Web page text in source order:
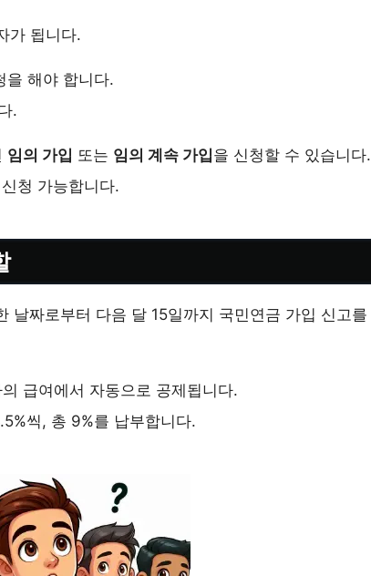
가 됩니다.
을 해야 합니다.
.
임의 가입 또는 임의 계속 가입을 신청할 수 있습니다.
청 가능합니다.
날짜로부터 다음 달 15일까지 국민연금 가입 신고를
급여에서 자동으로 공제됩니다.
씩, 총 9%를 납부합니다.